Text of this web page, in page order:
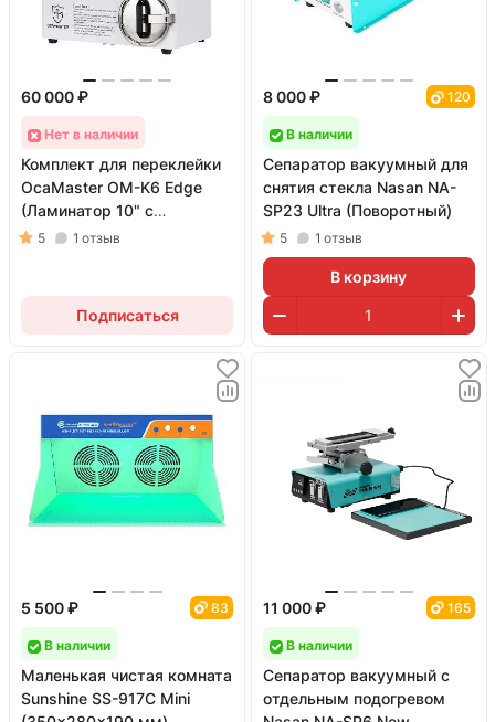
60 000 ₽
Нет в наличии
Комплект для переклейки
OcaMaster OM-K6 Edge
(Ламинатор 10" с
барокамерой)
5 1 отзыв
Подписаться
8 000 ₽ 120
В наличии
Сепаратор вакуумный для
снятия стекла Nasan NA-
SP23 Ultra (Поворотный)
5 1 отзыв
В корзину
5 500 ₽ 83
В наличии
Маленькая чистая комната
Sunshine SS-917C Mini
11 000 ₽ 165
В наличии
Сепаратор вакуумный с
отдельным подогревом